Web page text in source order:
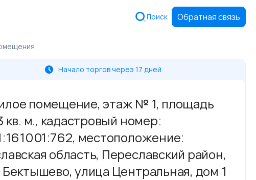
Поиск Обратная связь
Начало торгов через 17 дней
помещение, этаж № 1, площадь
кв. м., кадастровый номер:
местоположение:
область, Переславский район,
Бектышево, улица Центральная, дом 1